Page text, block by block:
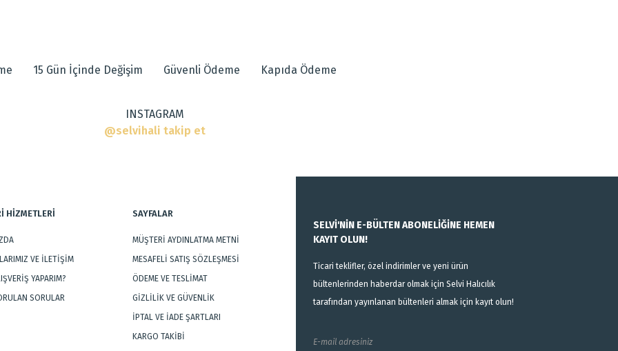
Gönder
15 Gün İçinde Değişim Güvenli Ödeme Kapıda Ödeme
INSTAGRAM
@selvihali takip et
HİZMETLERİ
VE İLETİŞİM
YAPARIM?
SORULAR
SAYFALAR
MÜŞTERİ AYDINLATMA METNİ
MESAFELİ SATIŞ SÖZLEŞMESİ
ÖDEME VE TESLİMAT
GİZLİLİK VE GÜVENLİK
İPTAL VE İADE ŞARTLARI
KARGO TAKİBİ
SELVİ'NİN E-BÜLTEN ABONELİĞİNE HEMEN
KAYIT OLUN!
Ticari teklifler, özel indirimler ve yeni ürün
bültenlerinden haberdar olmak için Selvi Halıcılık
tarafından yayınlanan bültenleri almak için kayıt olun!